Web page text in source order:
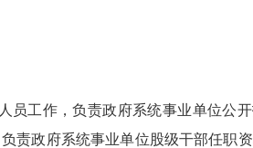
工作，负责政府系统事业单位公开
责政府系统事业单位股级干部任职